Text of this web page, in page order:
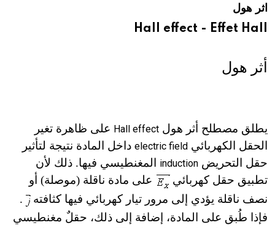
اثر هول
Hall effect - Effet Hall
أثر هول
يطلق مصطلح أثر هول Hall effect على ظاهرة تغير
الحقل الكهربائي electric field داخل المادة نتيجة لتأثير
حقل التحريض induction
المغنطيسي فيها. ذلك لأن
تطبيق حقل كهربائي
على مادة ناقلة (موصلة) أو
نصف ناقلة يؤدي إلى مرور تيار كهربائي فيها كثافته
.
فإذا طُبق على المادة، إضافة إلى ذلك، حقلٌ مغنطيسي